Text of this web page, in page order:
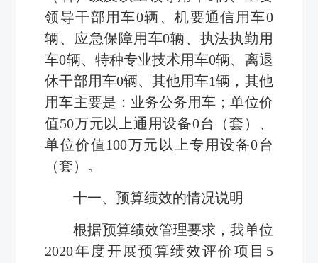
领导干部用车0辆、机要通信用车0
辆、应急保障用车0辆、执法执勤用
车0辆、特种专业技术用车0辆、离退
休干部用车0辆、其他用车1辆，其他
用车主要是：业务公务用车；单位价
值50万元以上通用设备0台（套）、
单位价值100万元以上专用设备0台
（套）。
十一、预算绩效的情况说明
根据预算绩效管理要求，我单位
2020年度开展预算绩效评价项目5